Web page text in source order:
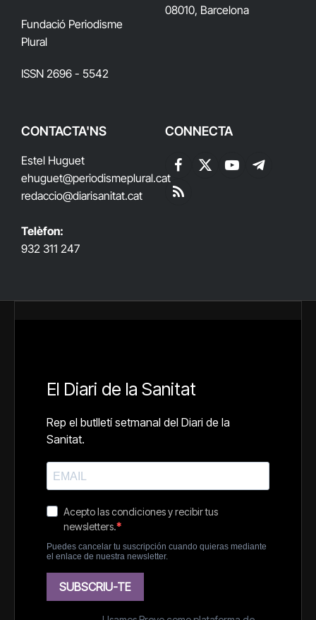
Fundació Periodisme
Plural
ISSN 2696 - 5542
08010, Barcelona
CONTACTA'NS
Estel Huguet
ehuguet@periodismeplural.cat
redaccio@diarisanitat.cat
Telèfon:
932 311 247
CONNECTA
Facebook
X
YouTubeTelegram
RSS